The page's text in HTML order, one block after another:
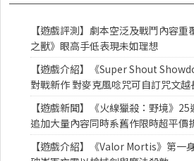
【遊戲評測】劇本空泛及戰鬥內容
之獸》眼高手低表現未如理想
【遊戲介紹】《Super Shout
對戰新作 對麥克風唸咒可自訂咒文越
【遊戲新聞】《火線獵殺：野境》
追加大量內容同時系舊作限時超平價
【遊戲介紹】《Valor Mortis》第一